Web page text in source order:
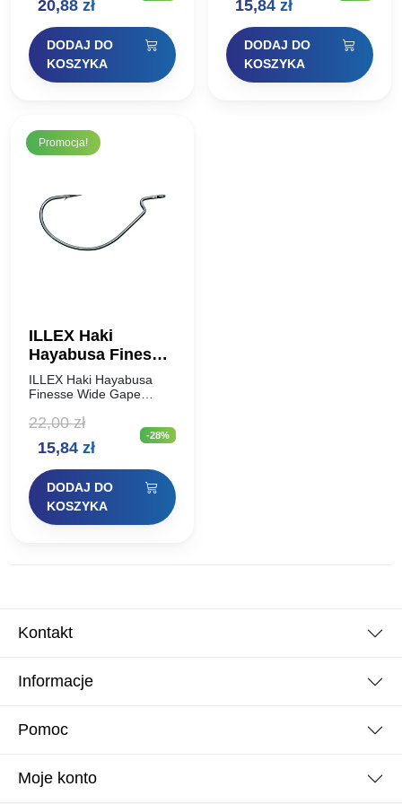
węglowy, który zapewnia
między niską wagą…
Pierwotna
cena
wynosiła:
29,00 zł.
20,88 złAktualna
cena
wynosi:
20,88 zł.
DODAJ DO
KOSZYKA
węglowy, który zapewnia
między niską wagą…
Pierwotna
cena
wynosiła:
22,00 zł.
15,84 złAktualna
cena
wynosi:
15,84 zł.
DODAJ DO
KOSZYKA
Promocja!
ILLEX Haki
Hayabusa Finesse
Wide Gape Texas
#6
ILLEX Haki Hayabusa
Finesse Wide Gape
WIDE GAPE TEXAS to
średniej wielkości hak
węglowy, który zapewnia
między niską wagą…
22,00zł
Pierwotna
cena
wynosiła:
22,00 zł.
15,84 złAktualna
cena
wynosi:
15,84 zł.
-28%
DODAJ DO
KOSZYKA
Kontakt
Informacje
Pomoc
Moje konto